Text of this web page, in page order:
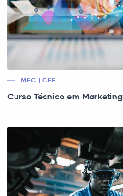
MEC | CEE
Curso Técnico em Marketing